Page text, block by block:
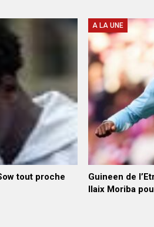
tout proche
A LA UNE
Guineen de
Ilaix Moriba